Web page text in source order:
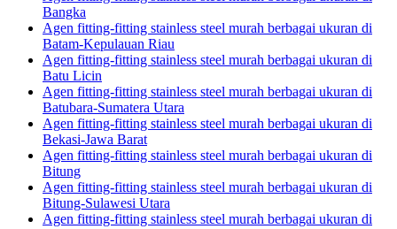
Bangka
Agen fitting-fitting stainless steel murah berbagai ukuran di
Batam-Kepulauan Riau
Agen fitting-fitting stainless steel murah berbagai ukuran di
Batu Licin
Agen fitting-fitting stainless steel murah berbagai ukuran di
Batubara-Sumatera Utara
Agen fitting-fitting stainless steel murah berbagai ukuran di
Bekasi-Jawa Barat
Agen fitting-fitting stainless steel murah berbagai ukuran di
Bitung
Agen fitting-fitting stainless steel murah berbagai ukuran di
Bitung-Sulawesi Utara
Agen fitting-fitting stainless steel murah berbagai ukuran di